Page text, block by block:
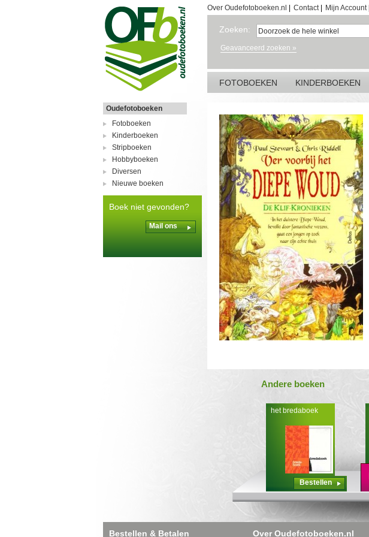
Over Oudefotoboeken.nl Contact| Mijn Account|
Zoeken:
Geavanceerd zoeken »
FOTOBOEKEN KINDERBOEKEN
Oudefotoboeken
Fotoboeken
Kinderboeken
Stripboeken
Hobbyboeken
Diversen
Nieuwe boeken
Boek niet gevonden?
Mail ons
Andere boeken
het bredaboek
Bestellen
Bestellen & Betalen Over Oudefotoboeken.nl